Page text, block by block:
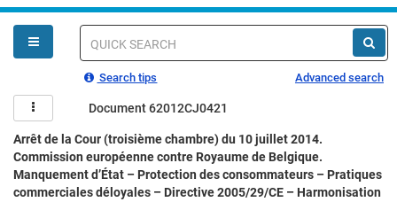
You
are
here
Quick
Search tips Advanced search
Document 62012CJ0421
Arrêt de la Cour (troisième chambre) du 10 juillet 2014.
Commission européenne contre Royaume de Belgique.
Manquement d’État – Protection des consommateurs – Pratiques
commerciales déloyales – Directive 2005/29/CE – Harmonisation